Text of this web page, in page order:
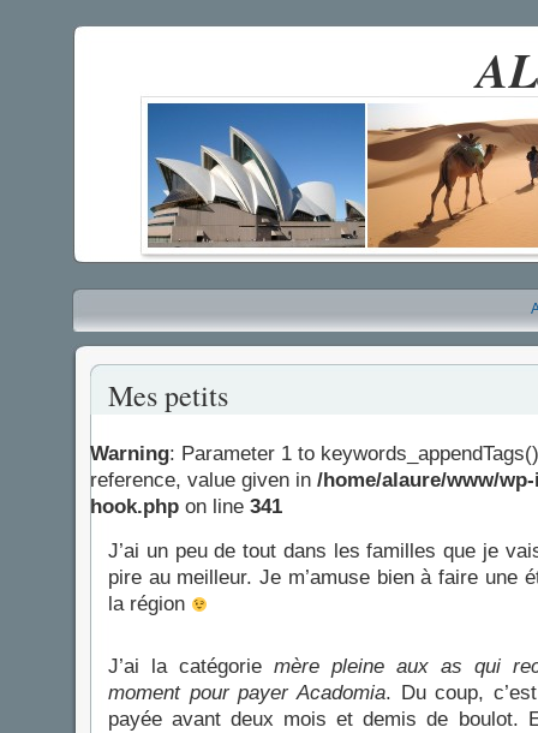
Mes petits
Warning: Parameter 1 to
reference, value given in /home/alaure/www/
hook.php on line 341
J’ai un peu de tout dans les familles que je
pire au meilleur. Je m’amuse bien à faire une
la région
J’ai la catégorie mère pleine aux as qui
moment pour payer Acadomia. Du coup,
payée avant deux mois et demis de boulot.